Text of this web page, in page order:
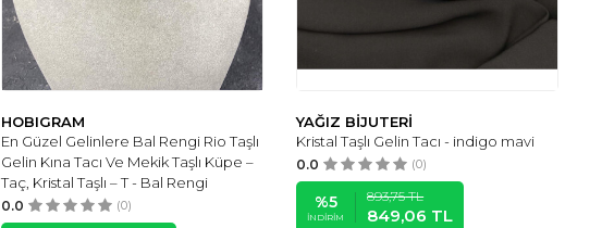
HOBIGRAM
En Güzel Gelinlere Bal Rengi Rio Taşlı
Gelin Kına Tacı Ve Mekik Taşlı Küpe –
Taç, Kristal Taşlı – T - Bal Rengi
0.0 (0)
YAĞIZ BİJUTERİ
Kristal Taşlı Gelin Tacı - indigo mavi
0.0 (0)
%5
İNDIRIM
893,75TL
849,06 TL